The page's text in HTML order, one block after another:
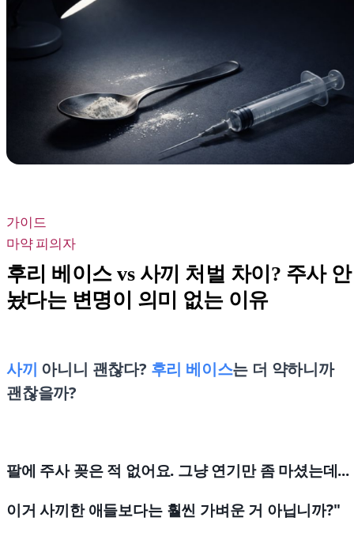
가이드
마약 피의자
후리 베이스 vs 사끼 처벌 차이? 주사 안
놨다는 변명이 의미 없는 이유
사끼 아니니 괜찮다? 후리 베이스는 더 약하니까
괜찮을까?
팔에 주사 꽂은 적 없어요. 그냥 연기만 좀 마셨는데...
이거 사끼한 애들보다는 훨씬 가벼운 거 아닙니까?"